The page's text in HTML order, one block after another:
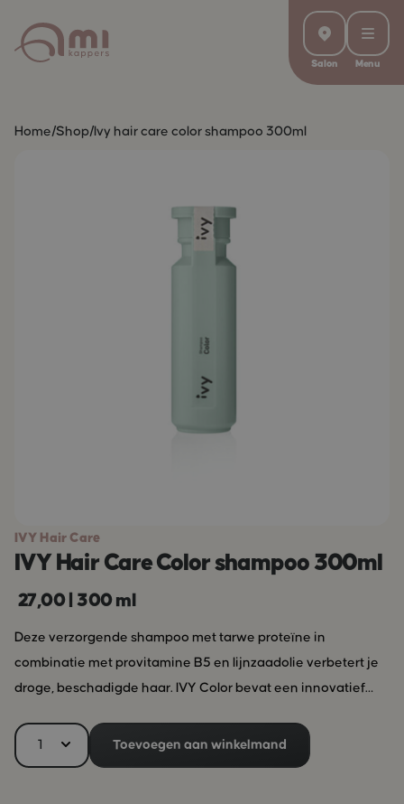
Salon Menu
Home/Shop/ Ivy hair care color shampoo 300ml
IVY Hair Care
IVY Hair Care Color shampoo 300ml
27,00 300 ml
Deze verzorgende shampoo met tarwe proteïne in
combinatie met provitamine B5 en lijnzaadolie verbetert je
droge, beschadigde haar. IVY Color bevat een innovatief
een langere houdbaarheid van je gekleurde haar. Gebruik
IVY Color op vochtig haar, masseer de shampoo in je haar en
Toevoegen aan winkelmand